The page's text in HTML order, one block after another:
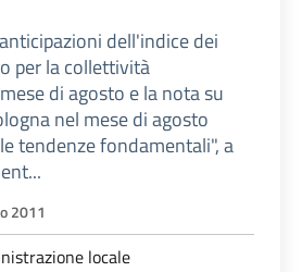
dell'indice dei
per la collettività
di agosto e la nota su
nel mese di agosto
tendenze fondamentali", a
2011
locale